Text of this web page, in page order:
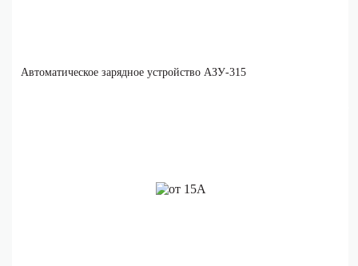
Автоматическое зарядное устройство АЗУ-315